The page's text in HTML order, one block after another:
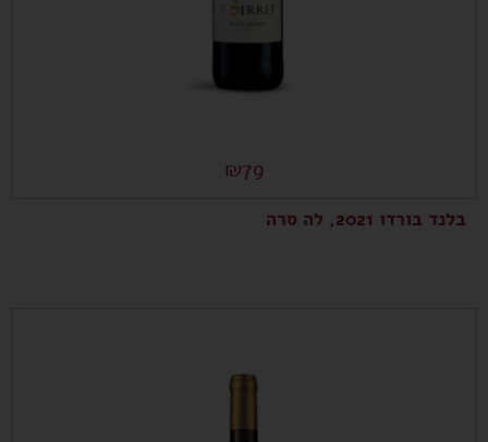
₪79
בלנד בורדו 2021, לה סרה